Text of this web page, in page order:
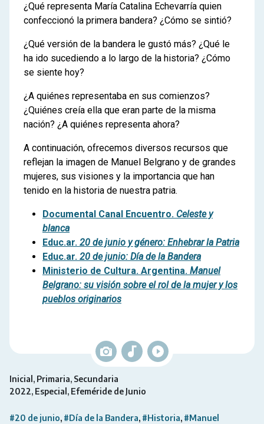
¿Qué representa María Catalina Echevarría quien
confeccionó la primera bandera? ¿Cómo se sintió?
¿Qué versión de la bandera le gustó más? ¿Qué le
ha ido sucediendo a lo largo de la historia? ¿Cómo
se siente hoy?
¿A quiénes representaba en sus comienzos?
¿Quiénes creía ella que eran parte de la misma
nación? ¿A quiénes representa ahora?
A continuación, ofrecemos diversos recursos que
reflejan la imagen de Manuel Belgrano y de grandes
mujeres, sus visiones y la importancia que han
tenido en la historia de nuestra patria.
Documental Canal Encuentro. Celeste y
blanca
Educ.ar. 20 de junio y género: Enhebrar la Patria
Educ.ar. 20 de junio: Día de la Bandera
Ministerio de Cultura. Argentina. Manuel
Belgrano: su visión sobre el rol de la mujer y los
pueblos originarios
Inicial Primaria Secundaria
2022 Especial Efeméride de Junio
#20 de junio #Día de la Bandera #Historia #Manuel